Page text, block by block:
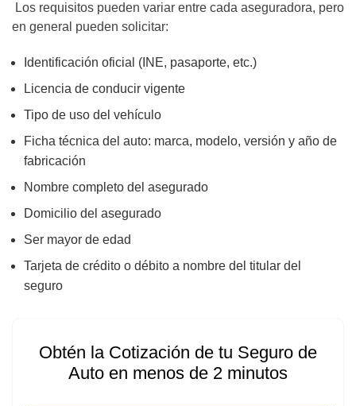
Los requisitos pueden variar entre cada aseguradora, pero
en general pueden solicitar:
Identificación oficial (INE, pasaporte, etc.)
Licencia de conducir vigente
Tipo de uso del vehículo
Ficha técnica del auto: marca, modelo, versión y año de
fabricación
Nombre completo del asegurado
Domicilio del asegurado
Ser mayor de edad
Tarjeta de crédito o débito a nombre del titular del
seguro
Obtén la Cotización de tu Seguro de
Auto en menos de 2 minutos